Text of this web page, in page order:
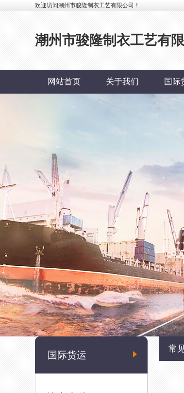
欢迎访问潮州市骏隆制衣工艺有限公司！
潮州市骏隆制衣工艺有
网站首页 关于我们 国际
国际货运
常